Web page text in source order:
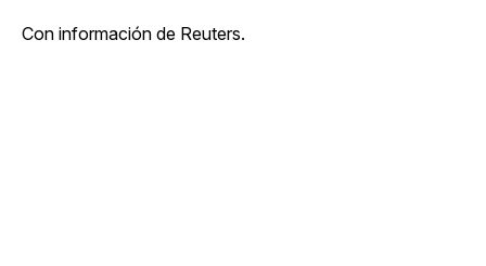
Con información de Reuters.